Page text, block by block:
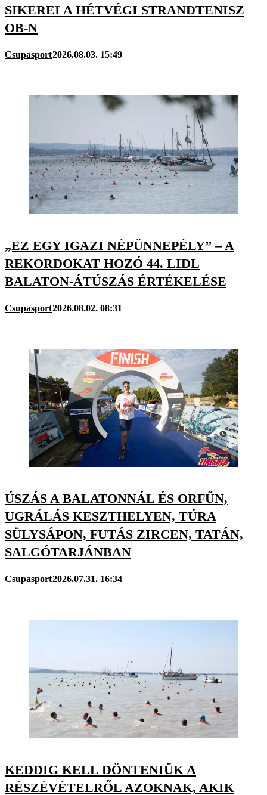
SIKEREI A HÉTVÉGI STRANDTENISZ
OB-N
Csupasport2026.08.03. 15:49
„EZ EGY IGAZI NÉPÜNNEPÉLY” – A
REKORDOKAT HOZÓ 44. LIDL
BALATON-ÁTÚSZÁS ÉRTÉKELÉSE
Csupasport2026.08.02. 08:31
ÚSZÁS A BALATONNÁL ÉS ORFŰN,
UGRÁLÁS KESZTHELYEN, TÚRA
SÜLYSÁPON, FUTÁS ZIRCEN, TATÁN,
SALGÓTARJÁNBAN
Csupasport2026.07.31. 16:34
KEDDIG KELL DÖNTENIÜK A
RÉSZÉVÉTELRŐL AZOKNAK, AKIK